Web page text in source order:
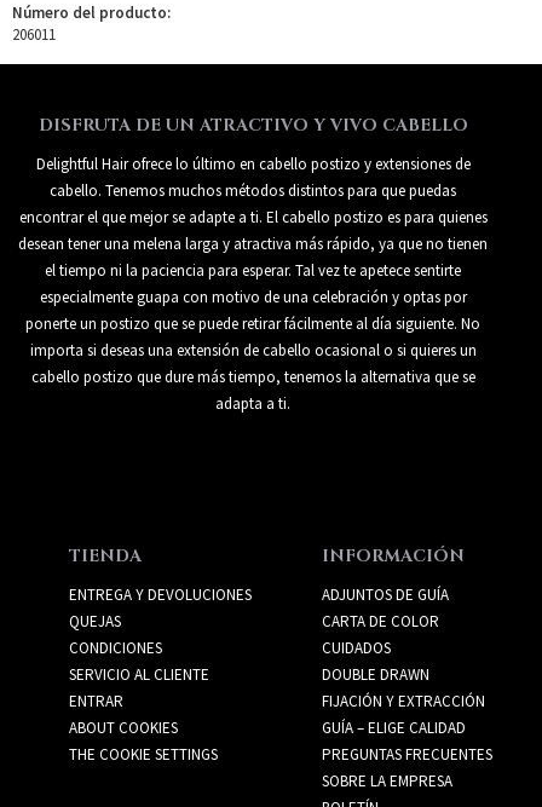
Número del producto:
206011
DISFRUTA DE UN ATRACTIVO Y VIVO CABELLO
Delightful Hair ofrece lo último en cabello postizo y extensiones de
cabello. Tenemos muchos métodos distintos para que puedas
encontrar el que mejor se adapte a ti. El cabello postizo es para quienes
desean tener una melena larga y atractiva más rápido, ya que no tienen
el tiempo ni la paciencia para esperar. Tal vez te apetece sentirte
especialmente guapa con motivo de una celebración y optas por
ponerte un postizo que se puede retirar fácilmente al día siguiente. No
importa si deseas una extensión de cabello ocasional o si quieres un
cabello postizo que dure más tiempo, tenemos la alternativa que se
adapta a ti.
TIENDA
ENTREGA Y DEVOLUCIONES
QUEJAS
CONDICIONES
SERVICIO AL CLIENTE
ENTRAR
ABOUT COOKIES
THE COOKIE SETTINGS
INFORMACIÓN
ADJUNTOS DE GUÍA
CARTA DE COLOR
CUIDADOS
DOUBLE DRAWN
FIJACIÓN Y EXTRACCIÓN
GUÍA – ELIGE CALIDAD
PREGUNTAS FRECUENTES
SOBRE LA EMPRESA